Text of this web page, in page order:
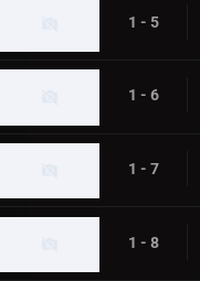
1 - 5
1 - 6
1 - 7
1 - 8